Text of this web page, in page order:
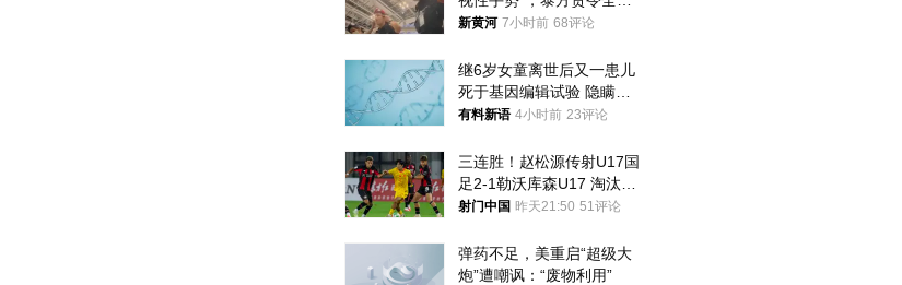
调查，对责任人采取最严厉
新黄河 7小时前 68评论
继6岁女童离世后又一患儿
死于基因编辑试验 隐瞒一
年才对外披露
有料新语 4小时前 23评论
三连胜！赵松源传射U17国
足2-1勒沃库森U17 淘汰赛
将战河床
射门中国 昨天21:50 51评论
弹药不足，美重启“超级大
炮”遭嘲讽：“废物利用”